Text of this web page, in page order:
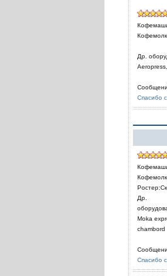
Др.
Спасибо
Др.
Moka
chambord
Спасибо